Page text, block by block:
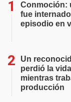
Conmoción:
fue
episodio en
Un
perdió la
mientras
producción